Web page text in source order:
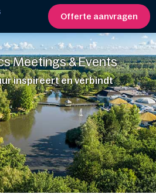
Offerte aanvragen
Meetings & Events
inspireert en verbindt